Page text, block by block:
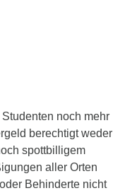
noch mehr
berechtigt weder
spottbilligem
aller Orten
Behinderte nicht